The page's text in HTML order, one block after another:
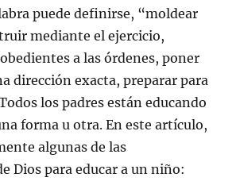
puede definirse, “moldear
mediante el ejercicio,
a las órdenes, poner
dirección exacta, preparar para
los padres están educando
forma u otra. En este artículo,
algunas de las
Dios para educar a un niño: